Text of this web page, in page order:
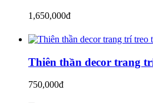
1,650,000đ
Thiên thần decor trang
750,000đ